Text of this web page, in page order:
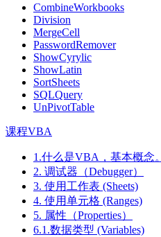
CombineWorkbooks
Division
MergeCell
PasswordRemover
ShowCyrylic
ShowLatin
SortSheets
SQLQuery
UnPivotTable
课程VBA
1.什么是VBA，基本概念。
2. 调试器（Debugger）
3. 使用工作表 (Sheets)
4. 使用单元格 (Ranges)
5. 属性（Properties）
6.1.数据类型 (Variables)